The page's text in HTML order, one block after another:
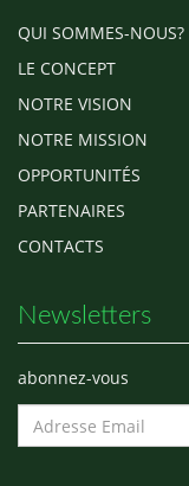
QUI SOMMES-NOUS?
LE CONCEPT
NOTRE VISION
NOTRE MISSION
OPPORTUNITÉS
PARTENAIRES
CONTACTS
Newsletters
abonnez-vous